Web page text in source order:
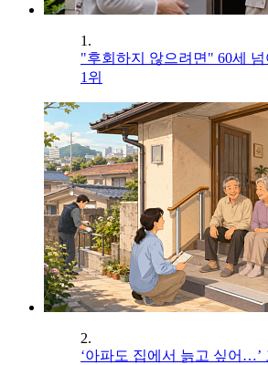
1.
"후회하지 않으려면" 60세
1위
2.
‘아파도 집에서 늙고 싶어…’